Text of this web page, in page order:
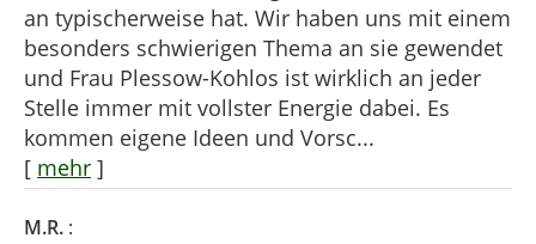
an typischerweise hat. Wir haben uns mit einem
besonders schwierigen Thema an sie gewendet
und Frau Plessow-Kohlos ist wirklich an jeder
Stelle immer mit vollster Energie dabei. Es
kommen eigene Ideen und Vorsc...
[ mehr ]
M.R. :